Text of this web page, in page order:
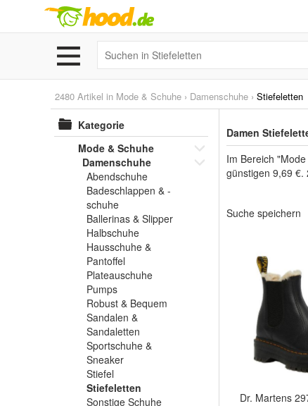
2480 Artikel in Mode & Schuhe › Damenschuhe › Stiefeletten
Kategorie
Mode & Schuhe
Damenschuhe
Abendschuhe
Badeschlappen & -
schuhe
Ballerinas & Slipper
Halbschuhe
Hausschuhe &
Pantoffel
Plateauschuhe
Pumps
Robust & Bequem
Sandalen &
Sandaletten
Sportschuhe &
Sneaker
Stiefel
Stiefeletten
Sonstige Schuhe
Damen
Im Bereich
günstigen 9,69 €.
Suche speichern
Dr. Martens